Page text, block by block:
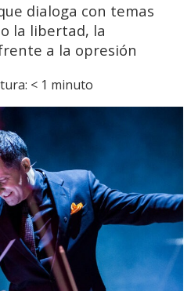
dialoga con temas
la libertad, la
a la opresión
< 1 minuto